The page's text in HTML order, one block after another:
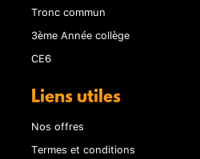
Tronc commun
3ème Année collège
CE6
Liens utiles
Nos offres
Termes et conditions